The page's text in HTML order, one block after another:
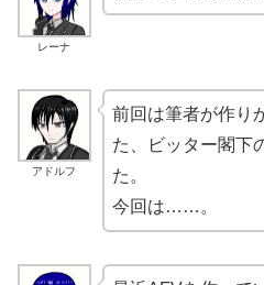
レーナ
アドルフ
前回は筆者が作り
た、ビッター閣下
た。
今回は……。